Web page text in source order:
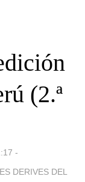
(2.ª
-
DERIVES DEL